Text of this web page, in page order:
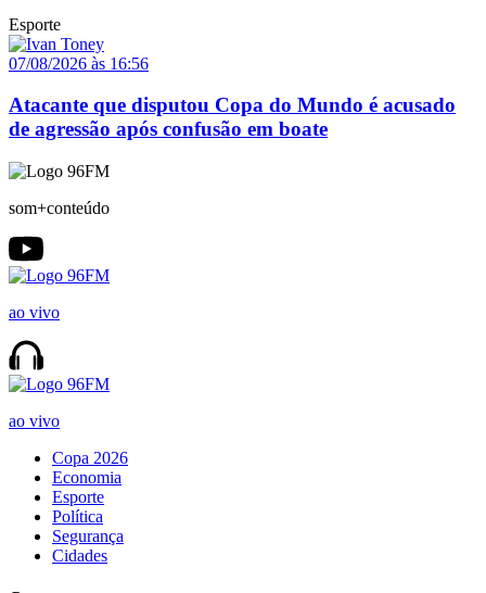
Esporte
07/08/2026 às 16:56
Atacante que disputou Copa do Mundo é acusado
de agressão após confusão em boate
som+conteúdo
ao vivo
ao vivo
Copa 2026
Economia
Esporte
Política
Segurança
Cidades